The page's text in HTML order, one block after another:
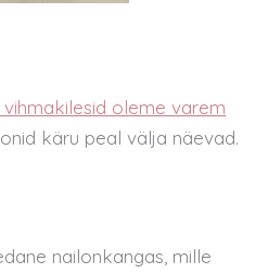
oleme varem
käru peal välja näevad.
nailonkangas, mille